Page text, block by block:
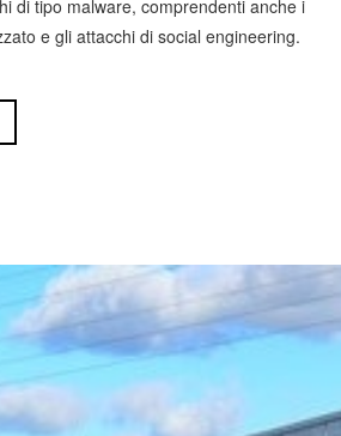
di tipo malware, comprendenti anche i
e gli attacchi di social engineering.